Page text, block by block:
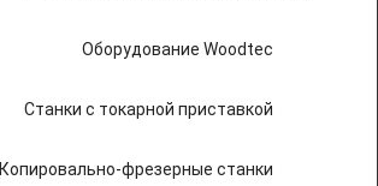
Оборудование Woodtec
Станки с токарной приставкой
Копировально-фрезерные станки